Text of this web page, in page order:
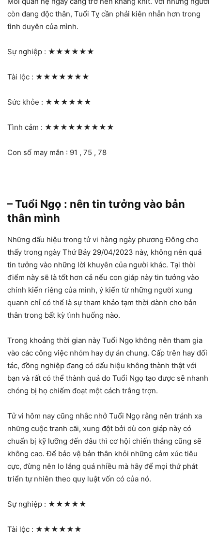
còn đang độc thân, Tuổi Tỵ cần phải kiên nhẫn hơn trong
tình duyên của mình.
Sự nghiệp : ★★★★★★
Tài lộc : ★★★★★★★
Sức khỏe : ★★★★★★
Tình cảm : ★★★★★★★★★
Con số may mắn : 91 , 75 , 78
– Tuổi Ngọ : nên tin tưởng vào bản
thân mình
Những dấu hiệu trong tử vi hàng ngày phương Đông cho
thấy trong ngày Thứ Bảy 29/04/2023 này, không nên quá
tin tưởng vào những lời khuyên của người khác. Tại thời
điểm này sẽ là tốt hơn cả nếu con giáp này tin tưởng vào
chính kiến riêng của mình, ý kiến từ những người xung
quanh chỉ có thể là sự tham khảo tạm thời dành cho bản
thân trong bất kỳ tình huống nào.
Trong khoảng thời gian này Tuổi Ngọ không nên tham gia
vào các công việc nhóm hay dự án chung. Cấp trên hay đối
tác, đồng nghiệp đang có dấu hiệu không thành thật với
bạn và rất có thể thành quả do Tuổi Ngọ tạo được sẽ nhanh
chóng bị họ chiếm đoạt một cách trắng trợn.
Tử vi hôm nay cũng nhắc nhở Tuổi Ngọ rằng nên tránh xa
những cuộc tranh cãi, xung đột bởi dù con giáp này có
chuẩn bị kỹ lưỡng đến đâu thì cơ hội chiến thắng cũng sẽ
không cao. Để bảo vệ bản thân khỏi những cảm xúc tiêu
cực, đừng nên lo lắng quá nhiều mà hãy để mọi thứ phát
triển tự nhiên theo quy luật vốn có của nó.
Sự nghiệp : ★★★★★
Tài lộc : ★★★★★★